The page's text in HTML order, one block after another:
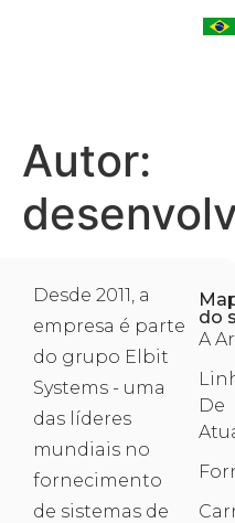
Autor:
Desde 2011, a
empresa é parte
do grupo Elbit
Systems - uma
das líderes
mundiais no
fornecimento
de sistemas de
do
A
De